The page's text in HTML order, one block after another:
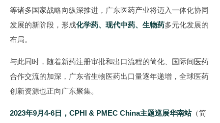
等诸多国家战略向纵深推进，广东医药产业将迈入一体化协同
发展的新阶段，形成化学药、现代中药、生物药多元化发展的
布局。
与此同时，随着新药注册审批和出口流程的简化、国际间医药
合作交流的加深，广东省生物医药出口量逐年递增，全球医药
创新资源也正向广东聚集。
2023年9月4-6日，CPHI & PMEC China主题巡展华南站（简